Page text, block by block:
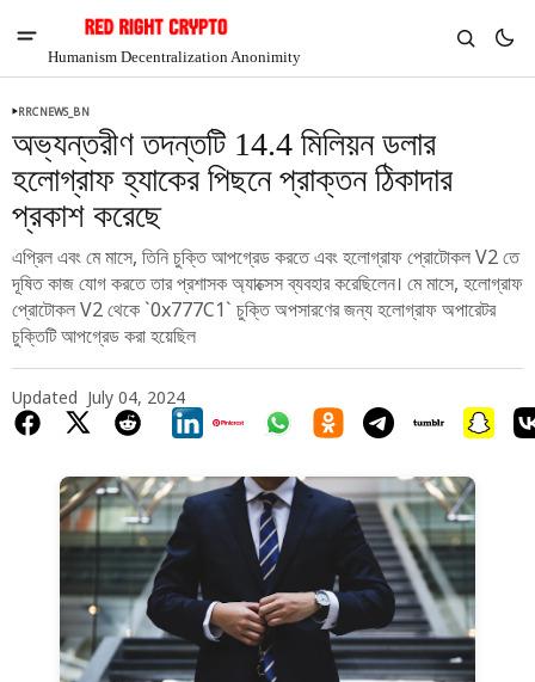
Humanism Decentralization Anonimity
Chia
-6.59%
RRCNEWS_BN
অভ্যন্তরীণ তদন্তটি 14.4 মিলিয়ন ডলার
হলোগ্রাফ হ্যাকের পিছনে প্রাক্তন ঠিকাদার
প্রকাশ করেছে
এপ্রিল এবং মে মাসে, তিনি চুক্তি আপগ্রেড করতে এবং হলোগ্রাফ প্রোটোকল V2 তে
দূষিত কাজ যোগ করতে তার প্রশাসক অ্যাক্সেস ব্যবহার করেছিলেন। মে মাসে, হলোগ্রাফ
প্রোটোকল V2 থেকে `0x777C1` চুক্তি অপসারণের জন্য হলোগ্রাফ অপারেটর
চুক্তিটি আপগ্রেড করা হয়েছিল
Updated July 04, 2024